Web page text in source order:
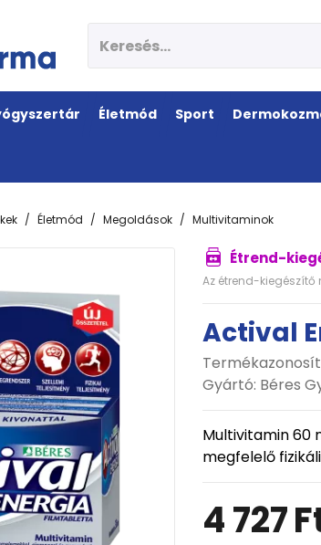
Életmód Sport
Életmód Megoldások Multivitaminok
Étrend-
Az étrend-kiegészítő
Actival
Gyártó: Béres
Multivitamin 60
megfelelő
4 727